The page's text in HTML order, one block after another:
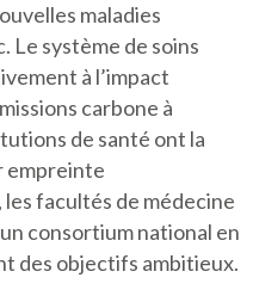
maladies
Le système de soins
à l’impact
carbone à
de santé ont la
empreinte
facultés de médecine
consortium national en
des objectifs ambitieux.